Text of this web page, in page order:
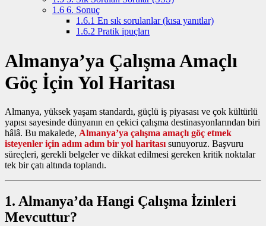
1.6 6. Sonuç
1.6.1 En sık sorulanlar (kısa yanıtlar)
1.6.2 Pratik ipuçları
Almanya’ya Çalışma Amaçlı
Göç İçin Yol Haritası
Almanya, yüksek yaşam standardı, güçlü iş piyasası ve çok kültürlü
yapısı sayesinde dünyanın en çekici çalışma destinasyonlarından biri
hâlâ. Bu makalede, Almanya’ya çalışma amaçlı göç etmek
isteyenler için adım adım bir yol haritası sunuyoruz. Başvuru
süreçleri, gerekli belgeler ve dikkat edilmesi gereken kritik noktalar
tek bir çatı altında toplandı.
1. Almanya’da Hangi Çalışma İzinleri
Mevcuttur?